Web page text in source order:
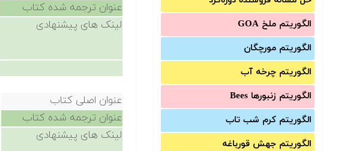
الگوریتم ملخ GOA
الگوریتم مورچگان
الگوریتم چرخه آب
الگوریتم زنبورها Bees
الگوریتم کرم شب تاب
الگوریتم جهش قورباغه
عنوان ترجمه شده کتاب
لینک های پیشنهادی
عنوان اصلی کتاب
عنوان ترجمه شده کتاب
لینک های پیشنهادی